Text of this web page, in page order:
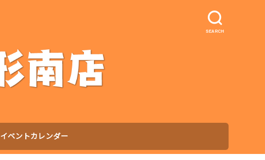
SEARCH
イベントカレンダー